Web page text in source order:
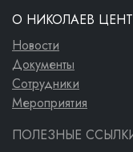
О НИКОЛАЕВ
Новости
Документы
Сотрудники
Мероприятия
ПОЛЕЗНЫЕ